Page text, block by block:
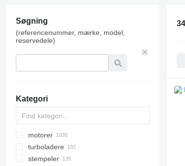
Søgning
(referencenummer, mærke, model,
reservedele)
Kategori
motorer
turboladere
stempeler